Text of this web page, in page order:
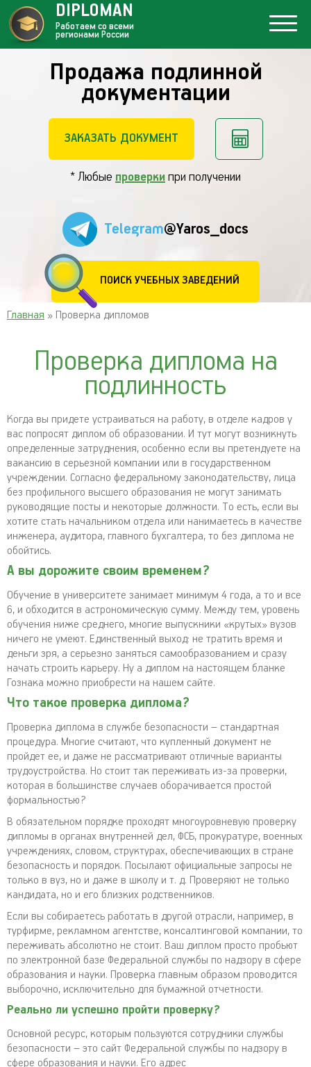
Продажа подлинной
документации
ЗАКАЗАТЬ ДОКУМЕНТ
* Любые проверки при получении
Telegram@Yaros_docs
ПОИСК УЧЕБНЫХ ЗАВЕДЕНИЙ
DIPLOMAN
Работаем со всеми
регионами России
Главная » Проверка дипломов
Проверка диплома на
подлинность
Когда вы придете устраиваться на работу, в отделе кадров у
вас попросят диплом об образовании. И тут могут возникнуть
определенные затруднения, особенно если вы претендуете на
вакансию в серьезной компании или в государственном
учреждении. Согласно федеральному законодательству, лица
без профильного высшего образования не могут занимать
руководящие посты и некоторые должности. То есть, если вы
хотите стать начальником отдела или нанимаетесь в качестве
инженера, аудитора, главного бухгалтера, то без диплома не
обойтись.
А вы дорожите своим временем?
Обучение в университете занимает минимум 4 года, а то и все
6, и обходится в астрономическую сумму. Между тем, уровень
обучения ниже среднего, многие выпускники «крутых» вузов
ничего не умеют. Единственный выход: не тратить время и
деньги зря, а серьезно заняться самообразованием и сразу
начать строить карьеру. Ну а диплом на настоящем бланке
Гознака можно приобрести на нашем сайте.
Что такое проверка диплома?
Проверка диплома в службе безопасности – стандартная
процедура. Многие считают, что купленный документ не
пройдет ее, и даже не рассматривают отличные варианты
трудоустройства. Но стоит так переживать из-за проверки,
которая в большинстве случаев оборачивается простой
формальностью?
В обязательном порядке проходят многоуровневую проверку
дипломы в органах внутренней дел, ФСБ, прокуратуре, военных
учреждениях, словом, структурах, обеспечивающих в стране
безопасность и порядок. Посылают официальные запросы не
только в вуз, но и даже в школу и т. д. Проверяют не только
кандидата, но и его близких родственников.
Если вы собираетесь работать в другой отрасли, например, в
турфирме, рекламном агентстве, консалтинговой компании, то
переживать абсолютно не стоит. Ваш диплом просто пробьют
по электронной базе Федеральной службы по надзору в сфере
образования и науки. Проверка главным образом проводится
выборочно, исключительно для бумажной отчетности.
Реально ли успешно пройти проверку?
Основной ресурс, которым пользуются сотрудники службы
безопасности – это сайт Федеральной службы по надзору в
сфере образования и науки. Его адрес